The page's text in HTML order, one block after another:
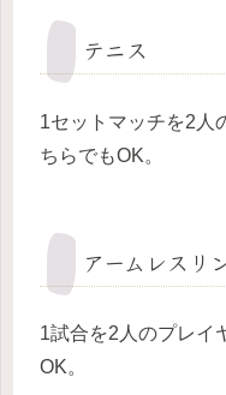
テニス
1セットマッチを2人
ちらでもOK。
アームレスリ
1試合を2人のプレイ
OK。